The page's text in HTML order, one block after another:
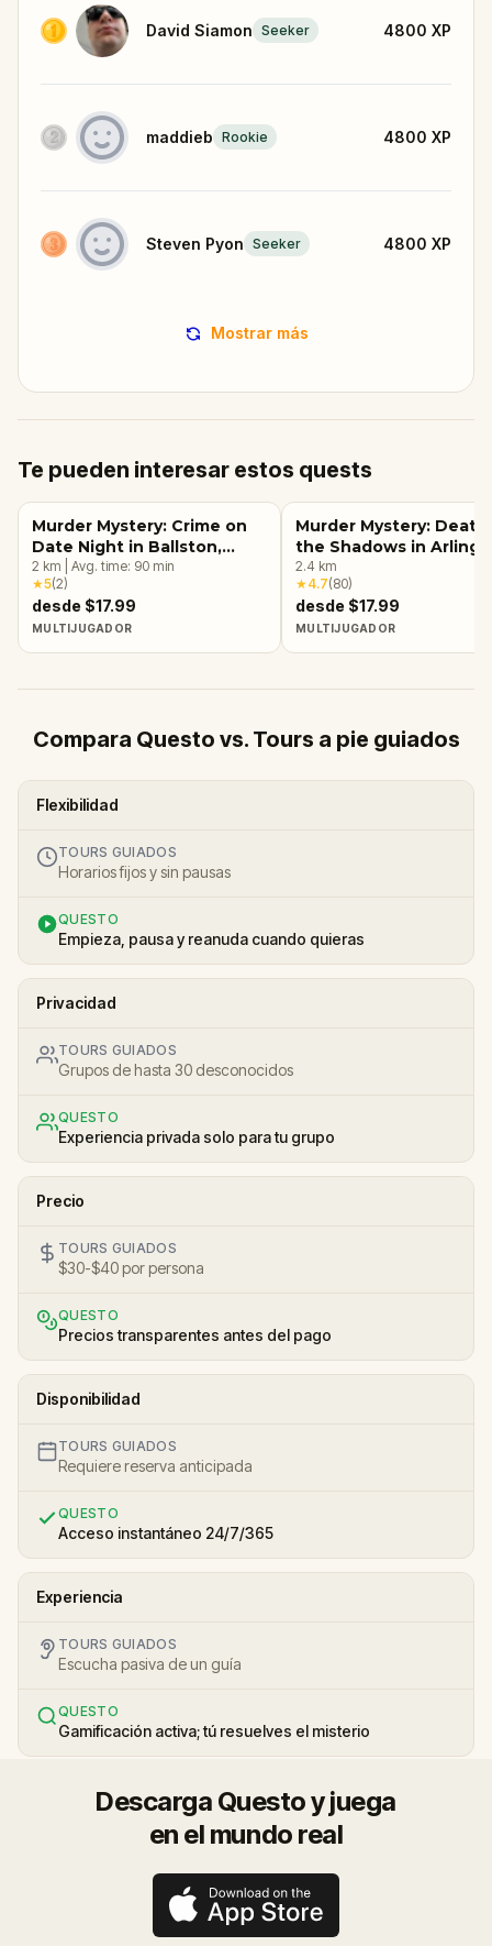
David Siamon Seeker 4800 XP
maddieb Rookie 4800 XP
Steven Pyon Seeker 4800 XP
Mostrar más
Te pueden interesar estos quests
Murder Mystery: Crime on
Date Night in Ballston,
Arlington, VA
2 km Avg. time: 90 min
★5(2)
desde $17.99
MULTIJUGADOR
Murder Mystery: Death
the Shadows in
VA
2.4 km
★4.7(80)
desde $17.99
MULTIJUGADOR
Compara Questo vs. Tours a pie guiados
Flexibilidad
TOURS GUIADOS
Horarios fijos y sin pausas
QUESTO
Empieza, pausa y reanuda cuando quieras
Privacidad
TOURS GUIADOS
Grupos de hasta 30 desconocidos
QUESTO
Experiencia privada solo para tu grupo
Precio
TOURS GUIADOS
$30-$40 por persona
QUESTO
Precios transparentes antes del pago
Disponibilidad
TOURS GUIADOS
Requiere reserva anticipada
QUESTO
Acceso instantáneo 24/7/365
Experiencia
TOURS GUIADOS
Escucha pasiva de un guía
QUESTO
Gamificación activa; tú resuelves el misterio
Descarga Questo y juega
en el mundo real